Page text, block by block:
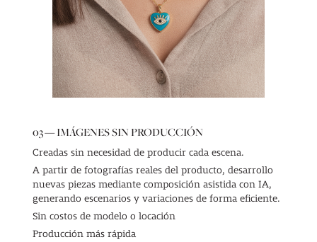
03 — IMÁGENES SIN PRODUCCIÓN
Creadas sin necesidad de producir cada escena.
A partir de fotografías reales del producto, desarrollo
nuevas piezas mediante composición asistida con IA,
generando escenarios y variaciones de forma eficiente.
Sin costos de modelo o locación
Producción más rápida